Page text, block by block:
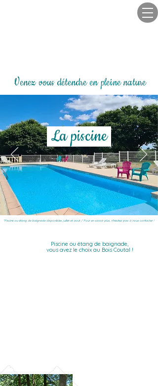
Venez vous détendre en pleine nature
La piscine
*Piscine ou étang de baignade disponibles juillet et aout / Pour en savoir plus, n'hésitez pas à nous contacter !
Piscine ou étang de baignade,
vous avez le choix au Bois Coutal !